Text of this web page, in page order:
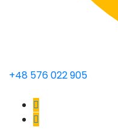
+48 576 022 905